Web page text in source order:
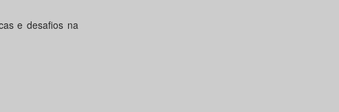
e desafios na